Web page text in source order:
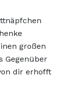
großen
Gegenüber
dir erhofft